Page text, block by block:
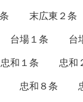
末広東２条
台場１条 台
忠和１条 忠和
忠和８条